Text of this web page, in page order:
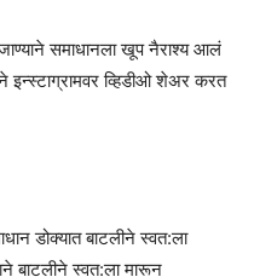
समाधानला खूप नैराश्य आलं
इन्स्टाग्रामवर व्हिडीओ शेअर करत
डोक्यात बाटलीने स्वत:ला
बाटलीने स्वत:ला मारून